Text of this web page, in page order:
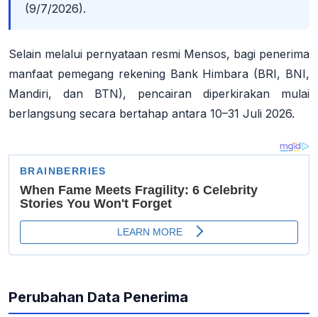
(9/7/2026).
Selain melalui pernyataan resmi Mensos, bagi penerima
manfaat pemegang rekening Bank Himbara (BRI, BNI,
Mandiri, dan BTN), pencairan diperkirakan mulai
berlangsung secara bertahap antara 10–31 Juli 2026.
Perubahan Data Penerima